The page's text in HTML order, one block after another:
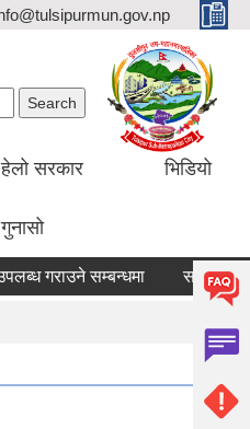
हेलो सरकार
गुनासो
भिडियो
गराउने सम्बन्धमा सरुवा